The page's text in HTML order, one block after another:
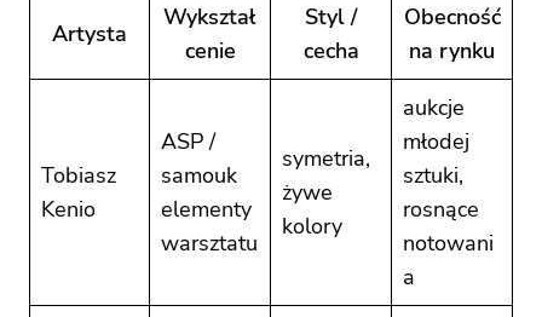
Artysta
Wykształ
cenie
Styl /
cecha
Obecność
na rynku
Tobiasz
Kenio
ASP /
samouk
elementy
warsztatu
symetria,
żywe
kolory
aukcje
młodej
sztuki,
rosnące
notowani
a